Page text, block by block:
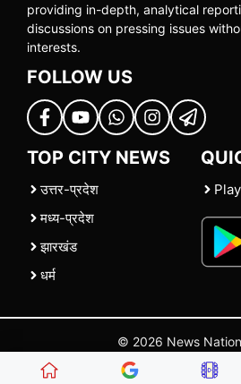
providing in-depth, analytical
discussions on pressing issues
interests.
FOLLOW US
TOP CITY NEWS
उत्तर-प्रदेश
मध्य-प्रदेश
झारखंड
धर्म
© 2026 News
| |Contact Us |Policies